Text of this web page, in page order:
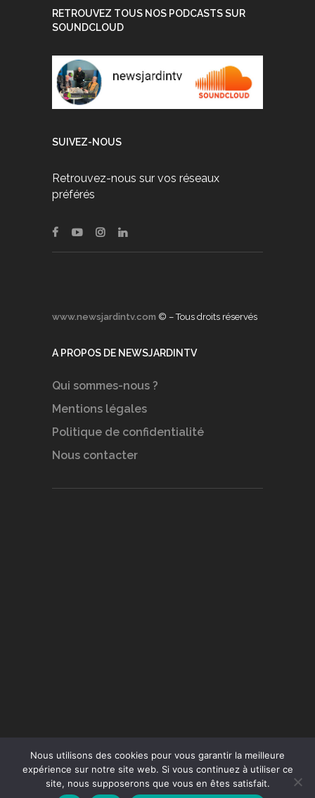
RETROUVEZ TOUS NOS PODCASTS SUR
SOUNDCLOUD
SUIVEZ-NOUS
Retrouvez-nous sur vos réseaux
préférés
www.newsjardintv.com © – Tous droits réservés
A PROPOS DE NEWSJARDINTV
Qui sommes-nous ?
Mentions légales
Politique de confidentialité
Nous contacter
Nous utilisons des cookies pour vous garantir la meilleure
expérience sur notre site web. Si vous continuez à utiliser ce
site, nous supposerons que vous en êtes satisfait.